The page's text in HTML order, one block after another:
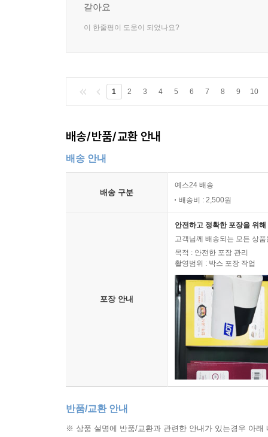
같아요
이 한줄평이 도움이 되었나요?
1 2 3 4 5 6 7 8 9 10
배송/반품/교환 안내
배송 안내
배송 구분
예스24 배송
배송비 : 2,500원
포장 안내
안전하고 정확한 포장을 위
고객님께 배송되는 모든 상
목적 : 안전한 포장 관리
촬영범위 : 박스 포장 작업
반품/교환 안내
※ 상품 설명에 반품/교환과 관련한 안내가 있는경우 아